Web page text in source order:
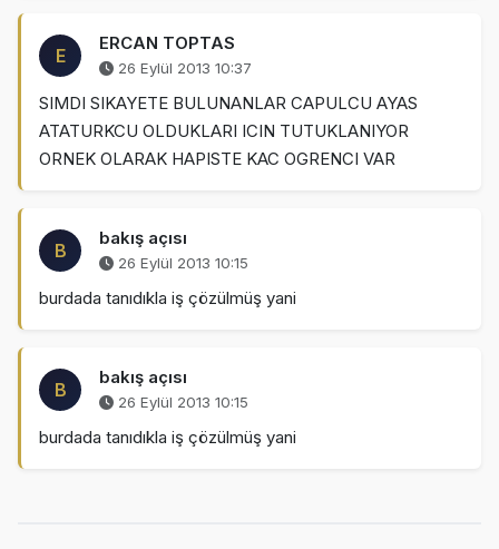
E
ERCAN TOPTAS
26 Eylül 2013 10:37
SIMDI SIKAYETE BULUNANLAR CAPULCU AYAS
ATATURKCU OLDUKLARI ICIN TUTUKLANIYOR
ORNEK OLARAK HAPISTE KAC OGRENCI VAR
B
bakış açısı
26 Eylül 2013 10:15
burdada tanıdıkla iş çözülmüş yani
B
bakış açısı
26 Eylül 2013 10:15
burdada tanıdıkla iş çözülmüş yani